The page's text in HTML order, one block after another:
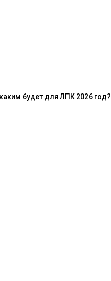
будет для ЛПК 2026 год?